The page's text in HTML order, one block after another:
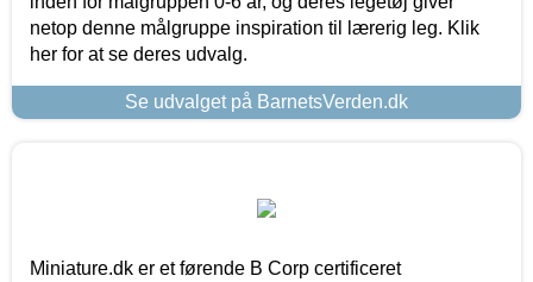
netop denne målgruppe inspiration til lærerig leg. Klik
her for at se deres udvalg.
Se udvalget på BarnetsVerden.dk
Miniature.dk er et førende B Corp certificeret